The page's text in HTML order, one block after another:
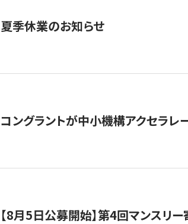
夏季休業のお知らせ
コングラントが中小機構アクセラレ
【8月5日公募開始】第4回マンスリ